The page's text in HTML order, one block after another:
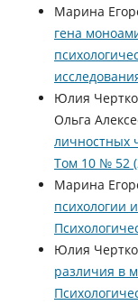
Марина
гена
Юлия
Ольга
личностных
Том 10 № 52
Марина
психологии
Юлия
различия в